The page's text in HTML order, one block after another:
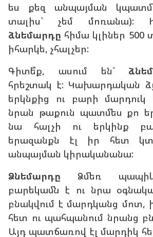
ես քեզ անպայման
տալիս` չեմ մոռանա):
ձնեմարդը հիմա կլիներ 500
իհարկե, չհալչեր:
Գիտե՞ք, ասում են`
հրեշտակ է: Կախարդական
երկնքից ու բարի մարդուկ
նրան թաքուն պատմես քո
նա հալչի ու երկինք
երազանքն էլ իր հետ
անպայման կիրականանա:
Ձնեմարդը Ձմեռ
բարեկամն է ու նրա
բնակվում է մարդկանց մոտ,
հետ ու պահպանում նրանց
Այդ պատճառով էլ մարդիկ